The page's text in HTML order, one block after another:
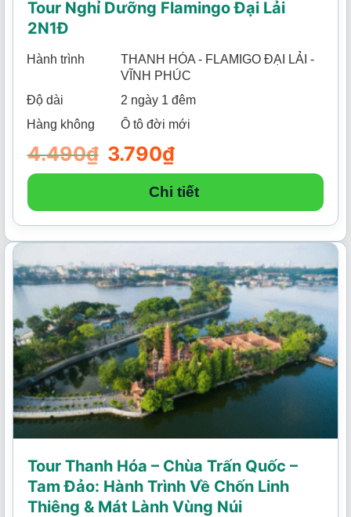
Tour Nghỉ Dưỡng Flamingo Đại Lải
2N1Đ
Hành trình
THANH HÓA - FLAMIGO ĐẠI LẢI -
VĨNH PHÚC
Độ dài
2 ngày 1 đêm
Hàng không
Ô tô đời mới
4.490₫ Giá
gốc
là:
4.490₫.
3.790₫Giá
tại
là:
Chi tiết
Tour Thanh Hóa – Chùa Trấn Quốc –
Tam Đảo: Hành Trình Về Chốn Linh
Thiêng & Mát Lành Vùng Núi